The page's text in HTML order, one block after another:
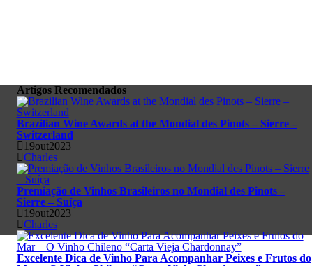
Artigos Recomendados
Brazilian Wine Awards at the Mondial des Pinots – Sierre –
Switzerland
19out2023
Charles
Premiação de Vinhos Brasileiros no Mondial des Pinots –
Sierre – Suíça
19out2023
Charles
Excelente Dica de Vinho Para Acompanhar Peixes e Frutos do